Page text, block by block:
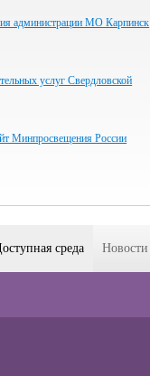
администрации МО Карпинск
услуг Свердловской
Минпросвещения России
среда Новости